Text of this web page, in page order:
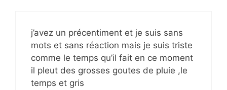
j’avez un précentiment et je suis sans
mots et sans réaction mais je suis triste
comme le temps qu’il fait en ce moment
il pleut des grosses goutes de pluie ,le
temps et gris